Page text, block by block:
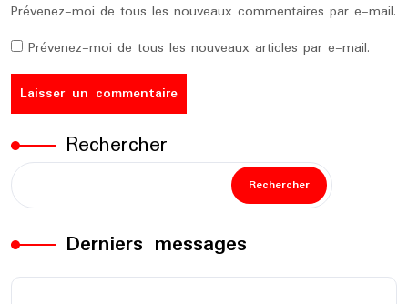
Prévenez-moi de tous les nouveaux commentaires par e-mail.
Prévenez-moi de tous les nouveaux articles par e-mail.
Rechercher
Rechercher
Derniers messages